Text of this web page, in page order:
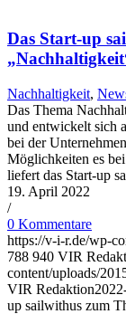
Das Start-up
Nachhaltigkeit,
Das Thema
und entwickelt sich
bei der
Möglichkeiten es
liefert das Start-up
19. April 2022
/
0 Kommentare
https://v-i-r.de/wp-
788 940 VIR
content/uploads/
VIR Redaktion
up sailwithus zum